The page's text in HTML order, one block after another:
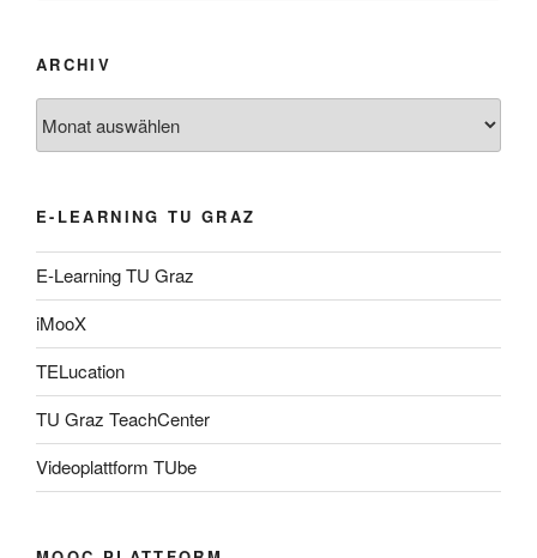
ARCHIV
E-LEARNING TU GRAZ
E-Learning TU Graz
iMooX
TELucation
TU Graz TeachCenter
Videoplattform TUbe